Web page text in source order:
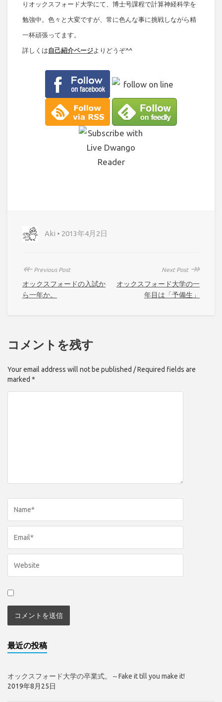
りオックスフォード大学にて、博士号課程で計算神経科学を
勉強中。色々と大変ですが、常に色んな事に挑戦しながら精
一杯頑張ってます。
詳しくは自己紹介ページよりどうぞ^^
Aki • 2013年4月2日
↞Previous Post
オックスフォードの入試か
ら一年か。
Next Post ↠
オックスフォード大学の一
年目は「予備生」
コメントを残す
Your email address will not be published / Required fields are
marked *
最近の投稿
オックスフォード大学の卒業式。～Fake it till you make it!
2019年8月25日